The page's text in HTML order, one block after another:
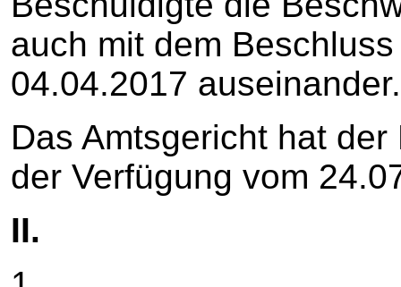
auch mit dem
04.04.2017 auseinander.
Das Amtsgericht hat
der Verfügung vom
II.